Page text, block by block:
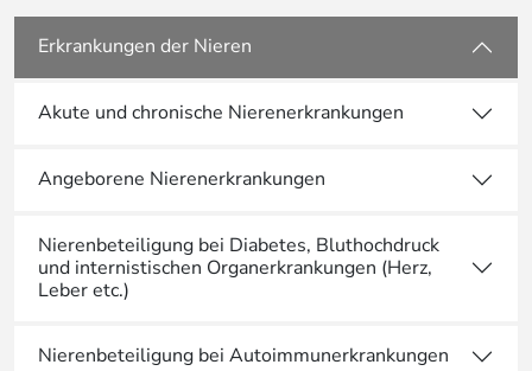
Erkrankungen der Nieren
Akute und chronische Nierenerkrankungen
Angeborene Nierenerkrankungen
Nierenbeteiligung bei Diabetes, Bluthochdruck
und internistischen Organerkrankungen (Herz,
Leber etc.)
Nierenbeteiligung bei Autoimmunerkrankungen